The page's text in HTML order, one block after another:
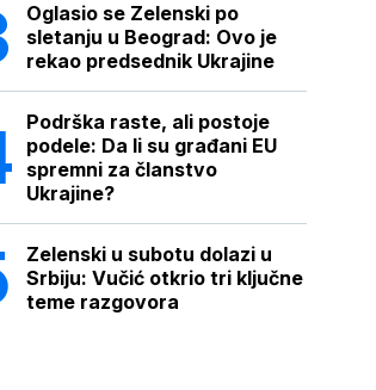
Oglasio se Zelenski po
sletanju u Beograd: Ovo je
rekao predsednik Ukrajine
Podrška raste, ali postoje
podele: Da li su građani EU
spremni za članstvo
Ukrajine?
Zelenski u subotu dolazi u
Srbiju: Vučić otkrio tri ključne
teme razgovora